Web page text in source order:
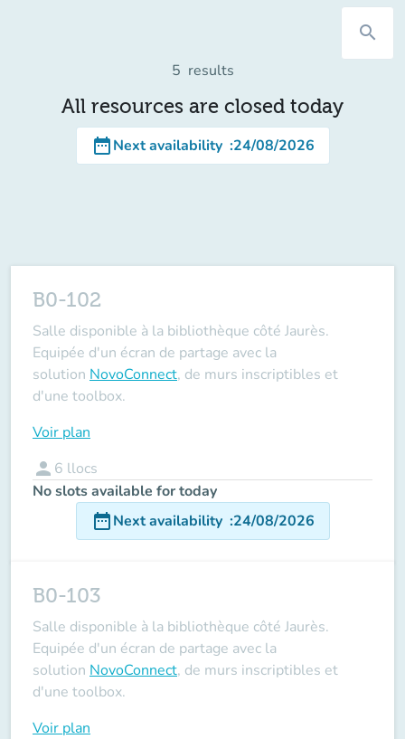
search
5 results
All resources are closed today
date_rangeNext availability :24/08/2026
B0-102
Salle disponible à la bibliothèque côté Jaurès.
Equipée d'un écran de partage avec la
solution NovoConnect, de murs inscriptibles et
d'une toolbox.
Voir plan
person 6 llocs
No slots available for today
date_rangeNext availability :24/08/2026
B0-103
Salle disponible à la bibliothèque côté Jaurès.
Equipée d'un écran de partage avec la
solution NovoConnect, de murs inscriptibles et
d'une toolbox.
Voir plan